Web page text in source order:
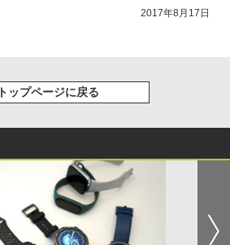
2017年8月17日
トップページに戻る